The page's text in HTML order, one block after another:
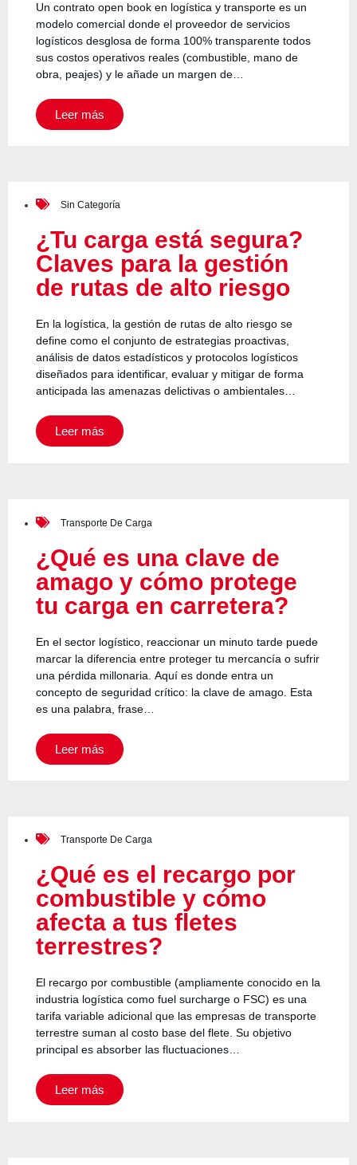
Un contrato open book en logística y transporte es un
modelo comercial donde el proveedor de servicios
logísticos desglosa de forma 100% transparente todos
sus costos operativos reales (combustible, mano de
obra, peajes) y le añade un margen de…
Leer más
Sin Categoría
¿Tu carga está segura?
Claves para la gestión
de rutas de alto riesgo
En la logística, la gestión de rutas de alto riesgo se
define como el conjunto de estrategias proactivas,
análisis de datos estadísticos y protocolos logísticos
diseñados para identificar, evaluar y mitigar de forma
anticipada las amenazas delictivas o ambientales…
Leer más
Transporte De Carga
¿Qué es una clave de
amago y cómo protege
tu carga en carretera?
En el sector logístico, reaccionar un minuto tarde puede
marcar la diferencia entre proteger tu mercancía o sufrir
una pérdida millonaria. Aquí es donde entra un
concepto de seguridad crítico: la clave de amago. Esta
es una palabra, frase…
Leer más
Transporte De Carga
¿Qué es el recargo por
combustible y cómo
afecta a tus fletes
terrestres?
El recargo por combustible (ampliamente conocido en la
industria logística como fuel surcharge o FSC) es una
tarifa variable adicional que las empresas de transporte
terrestre suman al costo base del flete. Su objetivo
principal es absorber las fluctuaciones…
Leer más